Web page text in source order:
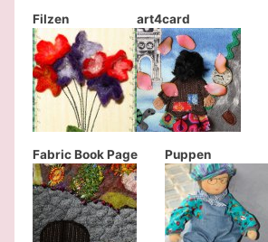
Filzen art4card
Fabric Book Page Puppen